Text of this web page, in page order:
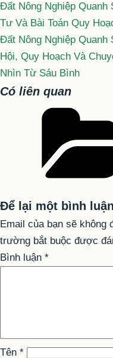
Đất Nông Nghiệp Quanh
Tư Và Bài Toán Quy
Đất Nông Nghiệp Quanh
Hội, Quy Hoạch Và
Nhìn Từ Sáu Bình
Có liên quan
Để lại một bình luận
Email của bạn sẽ không
trường bắt buộc được
Bình luận *
Tên *